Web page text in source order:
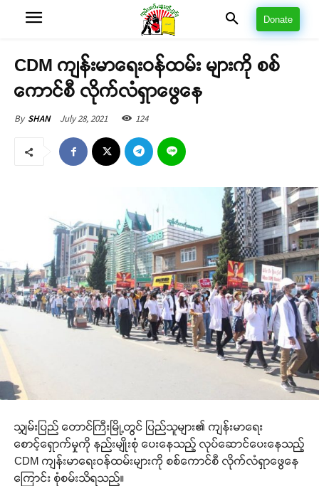
Donate
CDM ကျန်းမာရေးဝန်ထမ်း များကို စစ်
ကောင်စီ လိုက်လံရှာဖွေနေ
By SHAN July 28, 2021 124
သျှမ်းပြည် တောင်ကြီးမြို့တွင် ပြည်သူများ၏ ကျန်းမာရေး
စောင့်ရှောက်မှုကို နည်းမျိုးစုံ ပေးနေသည့် လုပ်ဆောင်ပေးနေသည့်
CDM ကျန်းမာရေးဝန်ထမ်းများကို စစ်ကောင်စီ လိုက်လံရှာဖွေနေ
ကြောင်း စုံစမ်းသိရသည်။